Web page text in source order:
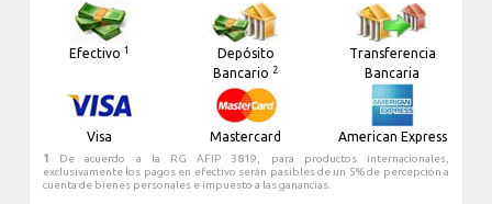
la mayoria de estos hoteles son frente al mar cruzando la
avenida principal. Fiesta, diversión, historia y buenas playas
es lo que te espera en Porto Seguro
Efectivo1
Depósito
Bancario 2
Transferencia
Bancaria
Visa Mastercard American Express
1
De acuerdo a la RG AFIP 3819, para productos internacionales,
exclusivamente los pagos en efectivo serán pasibles de un 5% de percepción a
cuenta de bienes personales e impuesto a las ganancias.